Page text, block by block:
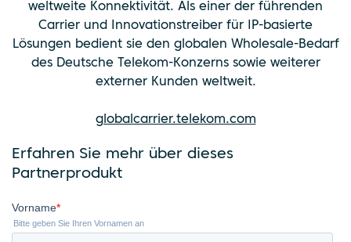
weltweite Konnektivität. Als einer der führenden
Carrier und Innovationstreiber für IP-basierte
Lösungen bedient sie den globalen Wholesale-Bedarf
des Deutsche Telekom-Konzerns sowie weiterer
externer Kunden weltweit.
globalcarrier.telekom.com
Erfahren Sie mehr über dieses
Partnerprodukt